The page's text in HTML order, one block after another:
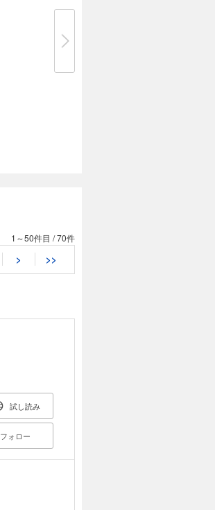
1～50件目 /70件
> >>
試し読み
フォロー